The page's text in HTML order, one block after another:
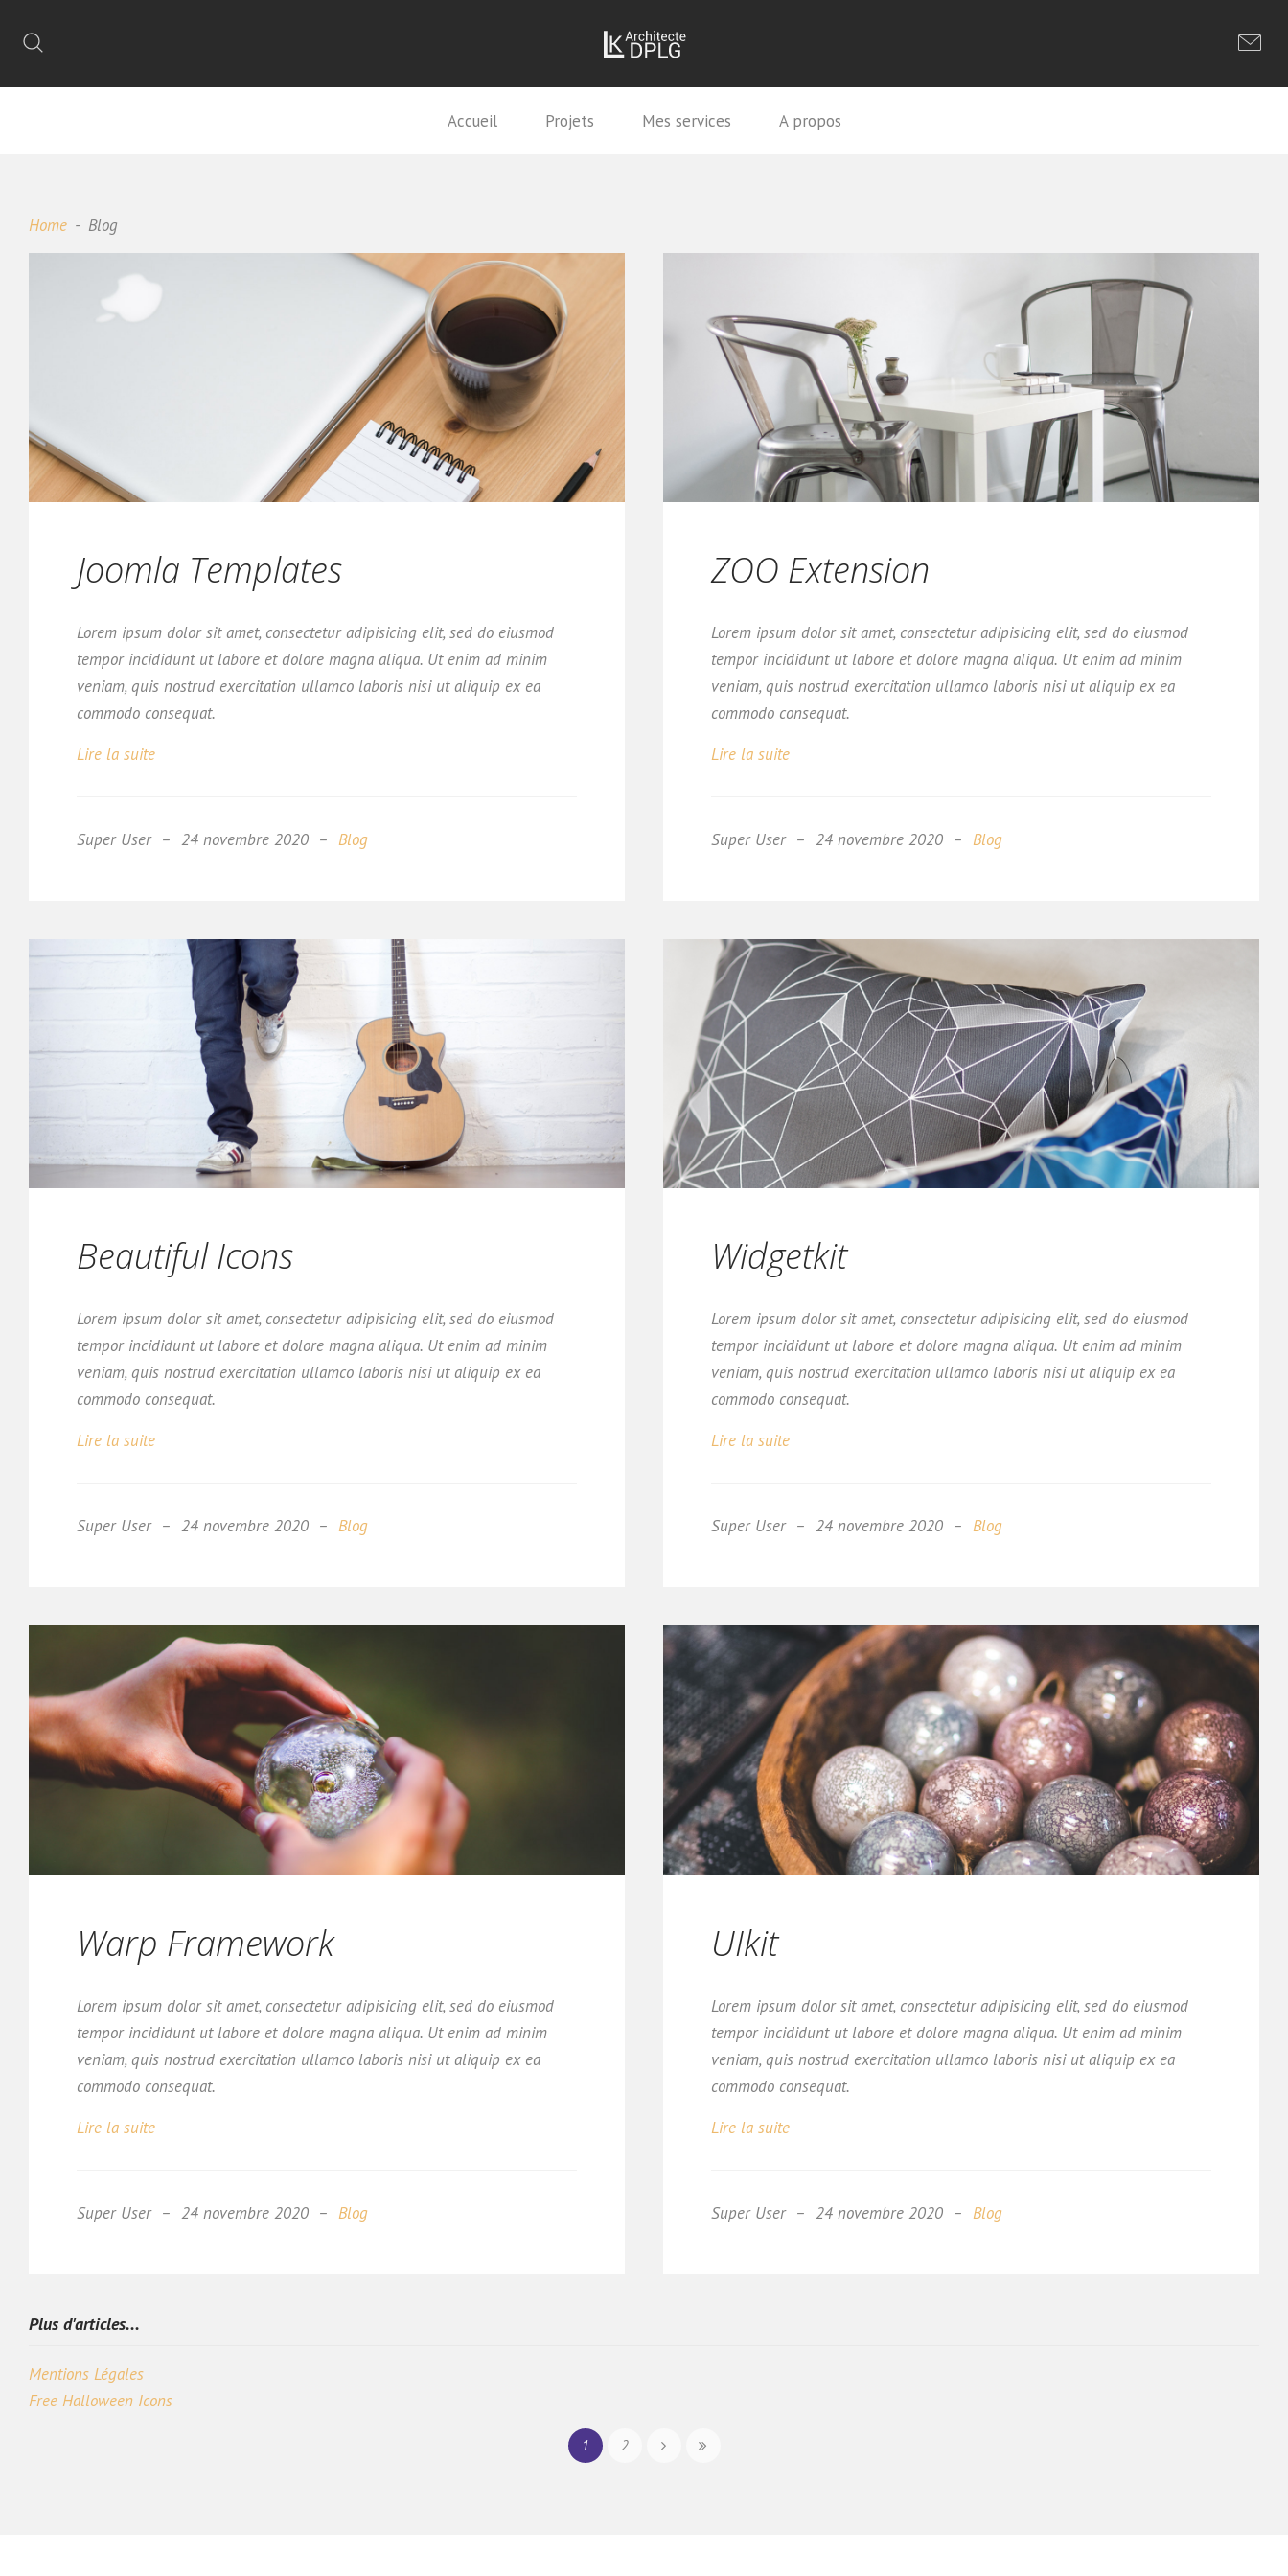
Accueil Projets Mes services A propos
Home Blog
Joomla Templates
Lorem ipsum dolor sit amet, consectetur adipisicing elit, sed do eiusmod
tempor incididunt ut labore et dolore magna aliqua. Ut enim ad minim
veniam, quis nostrud exercitation ullamco laboris nisi ut aliquip ex ea
commodo consequat.
Lire la suite
Super User 24 novembre 2020 Blog
Beautiful Icons
Lorem ipsum dolor sit amet, consectetur adipisicing elit, sed do eiusmod
tempor incididunt ut labore et dolore magna aliqua. Ut enim ad minim
veniam, quis nostrud exercitation ullamco laboris nisi ut aliquip ex ea
commodo consequat.
Lire la suite
Super User 24 novembre 2020 Blog
Warp Framework
Lorem ipsum dolor sit amet, consectetur adipisicing elit, sed do eiusmod
tempor incididunt ut labore et dolore magna aliqua. Ut enim ad minim
veniam, quis nostrud exercitation ullamco laboris nisi ut aliquip ex ea
commodo consequat.
Lire la suite
Super User 24 novembre 2020 Blog
ZOO Extension
Lorem ipsum dolor sit amet, consectetur adipisicing elit, sed do eiusmod
tempor incididunt ut labore et dolore magna aliqua. Ut enim ad minim
veniam, quis nostrud exercitation ullamco laboris nisi ut aliquip ex ea
commodo consequat.
Lire la suite
Super User 24 novembre 2020 Blog
Widgetkit
Lorem ipsum dolor sit amet, consectetur adipisicing elit, sed do eiusmod
tempor incididunt ut labore et dolore magna aliqua. Ut enim ad minim
veniam, quis nostrud exercitation ullamco laboris nisi ut aliquip ex ea
commodo consequat.
Lire la suite
Super User 24 novembre 2020 Blog
UIkit
Lorem ipsum dolor sit amet, consectetur adipisicing elit, sed do eiusmod
tempor incididunt ut labore et dolore magna aliqua. Ut enim ad minim
veniam, quis nostrud exercitation ullamco laboris nisi ut aliquip ex ea
commodo consequat.
Lire la suite
Super User 24 novembre 2020 Blog
Plus d'articles...
Mentions Légales
Free Halloween Icons
1 2